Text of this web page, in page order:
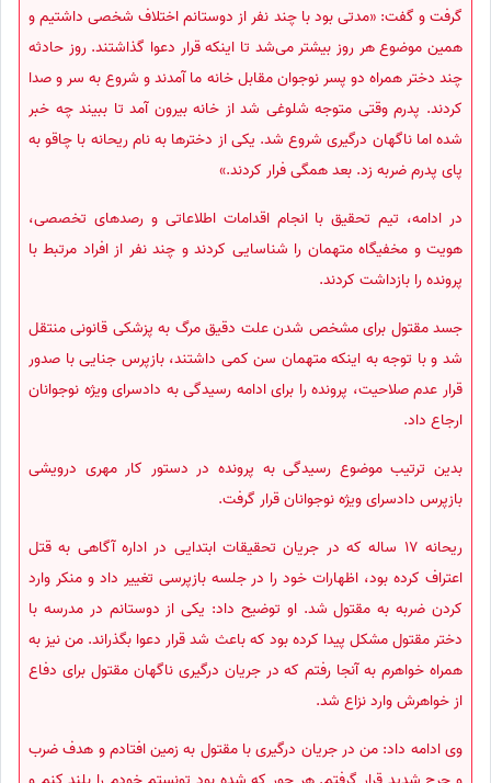
گرفت و گفت: «مدتی بود با چند نفر از دوستانم اختلاف شخصی داشتیم و
همین موضوع هر روز بیشتر می‌شد تا اینکه قرار دعوا گذاشتند. روز حادثه
چند دختر همراه دو پسر نوجوان مقابل خانه ما آمدند و شروع به سر و صدا
کردند. پدرم وقتی متوجه شلوغی شد از خانه بیرون آمد تا ببیند چه خبر
شده اما ناگهان درگیری شروع شد. یکی از دخترها به نام ریحانه با چاقو به
پای پدرم ضربه زد. بعد همگی فرار کردند.»
در ادامه، تیم تحقیق با انجام اقدامات اطلاعاتی و رصدهای تخصصی،
هویت و مخفیگاه متهمان را شناسایی کردند و چند نفر از افراد مرتبط با
پرونده را بازداشت کردند.
جسد مقتول برای مشخص شدن علت دقیق مرگ به پزشکی قانونی منتقل
شد و با توجه به اینکه متهمان سن کمی داشتند، بازپرس جنایی با صدور
قرار عدم صلاحیت، پرونده را برای ادامه رسیدگی به دادسرای ویژه نوجوانان
ارجاع داد.
بدین ترتیب موضوع رسیدگی به پرونده در دستور کار مهری درویشی
بازپرس دادسرای ویژه نوجوانان قرار گرفت.
ریحانه 17 ساله که در جریان تحقیقات ابتدایی در اداره آگاهی به قتل
اعتراف کرده بود، اظهارات خود را در جلسه بازپرسی تغییر داد و منکر وارد
کردن ضربه به مقتول شد. او توضیح داد: یکی از دوستانم در مدرسه با
دختر مقتول مشکل پیدا کرده بود که باعث شد قرار دعوا بگذراند. من نیز به
همراه خواهرم به آنجا رفتم که در جریان درگیری ناگهان مقتول برای دفاع
از خواهرش وارد نزاع شد.
وی ادامه داد: من در جریان درگیری با مقتول به زمین افتادم و هدف ضرب